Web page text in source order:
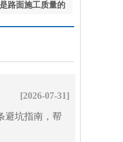
路面施工质量的
[2026-07-31]
避坑指南，帮